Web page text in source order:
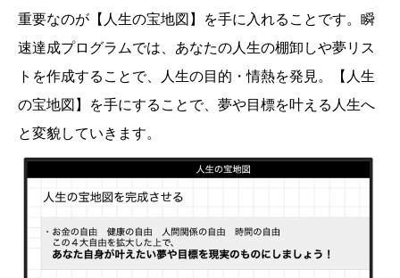
重要なのが【人生の宝地図】を手に入れることです。瞬
速達成プログラムでは、あなたの人生の棚卸しや夢リス
トを作成することで、人生の目的・情熱を発見。【人生
の宝地図】を手にすることで、夢や目標を叶える人生へ
と変貌していきます。